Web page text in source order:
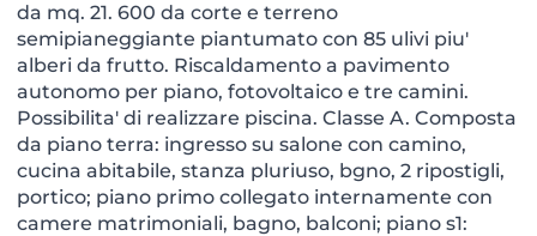
da mq. 21. 600 da corte e terreno
semipianeggiante piantumato con 85 ulivi piu'
alberi da frutto. Riscaldamento a pavimento
autonomo per piano, fotovoltaico e tre camini.
Possibilita' di realizzare piscina. Classe A. Composta
da piano terra: ingresso su salone con camino,
cucina abitabile, stanza pluriuso, bgno, 2 ripostigli,
portico; piano primo collegato internamente con
camere matrimoniali, bagno, balconi; piano s1: